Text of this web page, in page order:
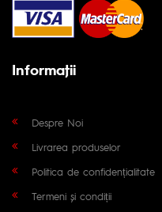
Informaţii
Despre Noi
Livrarea produselor
Politica de confidențialitate
Termeni și condiții